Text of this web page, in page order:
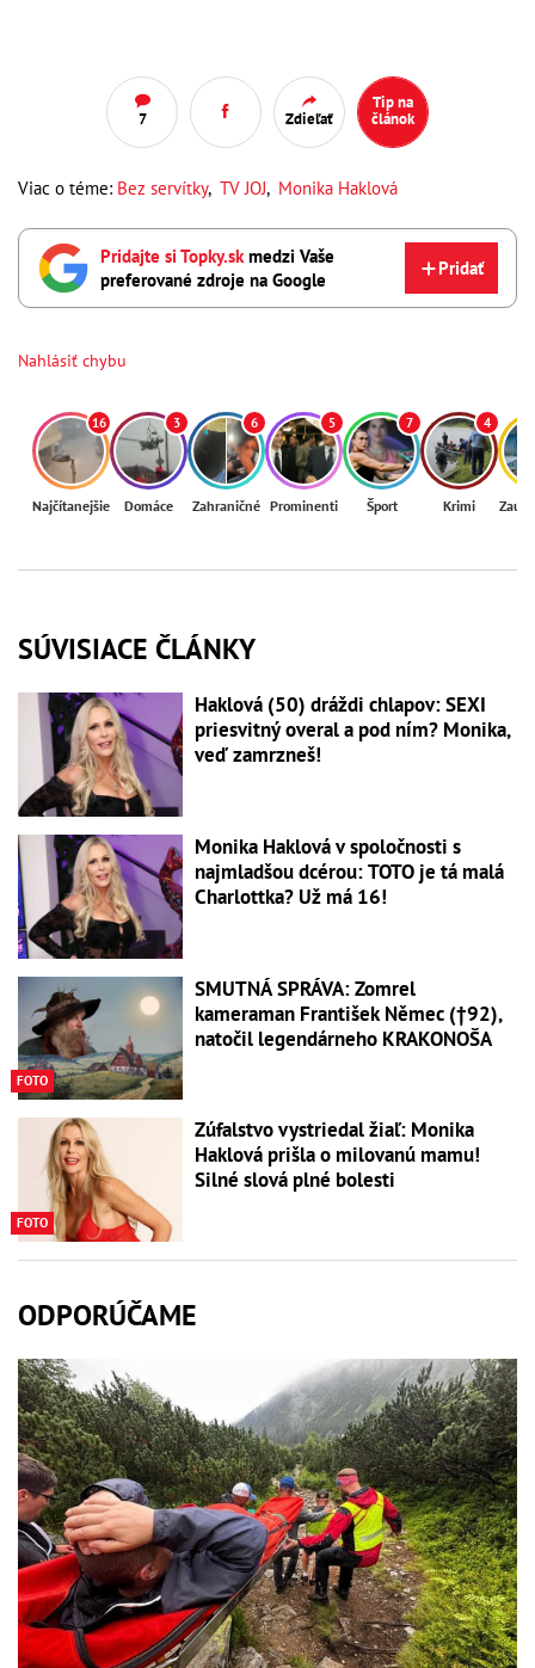
7 Zdieľať
Tip na
článok
Viac o téme: Bez servítky, TV JOJ, Monika Haklová
Pridajte si Topky.sk medzi Vaše
preferované zdroje na Google
Pridať
Nahlásiť chybu
16
Najčítanejšie
3
Domáce
6
Zahraničné
5
Prominenti
7
Šport
4
Krimi
SÚVISIACE ČLÁNKY
Haklová (50) dráždi chlapov: SEXI
priesvitný overal a pod ním? Monika,
veď zamrzneš!
Monika Haklová v spoločnosti s
najmladšou dcérou: TOTO je tá malá
Charlottka? Už má 16!
FOTO
SMUTNÁ SPRÁVA: Zomrel
kameraman František Němec (†92),
natočil legendárneho KRAKONOŠA
FOTO
Zúfalstvo vystriedal žiaľ: Monika
Haklová prišla o milovanú mamu!
Silné slová plné bolesti
ODPORÚČAME